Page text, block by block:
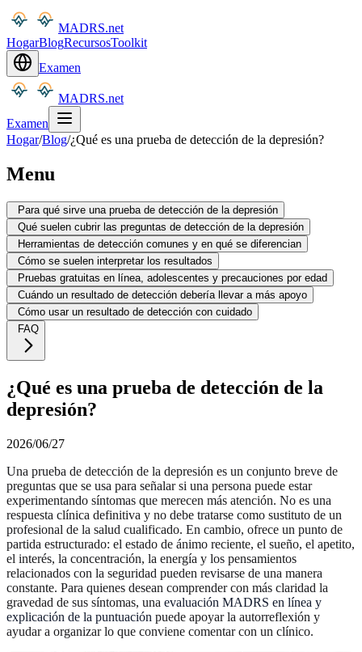
MADRS.net
HogarBlogRecursosToolkit
Examen
MADRS.net
Examen
Hogar/Blog/¿Qué es una prueba de detección de la depresión?
Menu
Para qué sirve una prueba de detección de la depresión
Qué suelen cubrir las preguntas de detección de la depresión
Herramientas de detección comunes y en qué se diferencian
Cómo se suelen interpretar los resultados
Pruebas gratuitas en línea, adolescentes y precauciones por edad
Cuándo un resultado de detección debería llevar a más apoyo
Cómo usar un resultado de detección con cuidado
FAQ
¿Qué es una prueba de detección de la
depresión?
2026/06/27
Una prueba de detección de la depresión es un conjunto breve de
preguntas que se usa para señalar si una persona puede estar
experimentando síntomas que merecen más atención. No es una
respuesta clínica definitiva y no debe tratarse como sustituto de un
profesional de la salud cualificado. En cambio, ofrece un punto de
partida estructurado: el estado de ánimo reciente, el sueño, el apetito,
el interés, la concentración, la energía y los pensamientos
relacionados con la seguridad pueden revisarse de una manera
constante. Para quienes desean comprender con más claridad la
gravedad de sus síntomas, una evaluación MADRS en línea y
explicación de la puntuación puede apoyar la autorreflexión y
ayudar a organizar lo que conviene comentar con un clínico.